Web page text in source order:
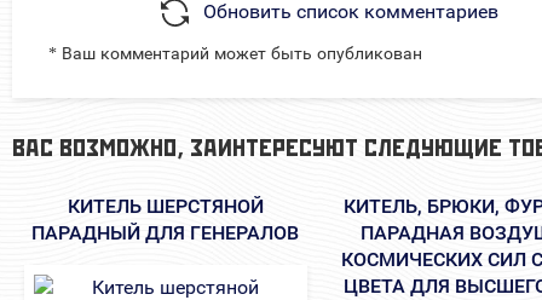
Обновить список комментариев
* Ваш комментарий может быть опубликован
ВАС ВОЗМОЖНО, ЗАИНТЕРЕСУЮТ СЛЕДУЮЩИЕ
КИТЕЛЬ ШЕРСТЯНОЙ
ПАРАДНЫЙ ДЛЯ ГЕНЕРАЛОВ
КИТЕЛЬ, БРЮКИ,
ПАРАДНАЯ
КОСМИЧЕСКИХ СИЛ
ЦВЕТА ДЛЯ